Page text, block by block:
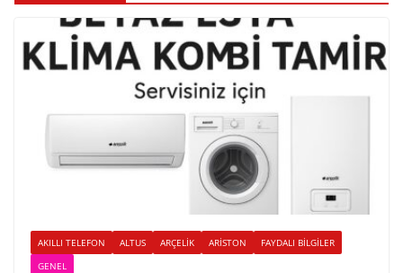
AKILLI TELEFON ALTUS ARÇELIK ARISTON
FAYDALI BILGILER
GENEL